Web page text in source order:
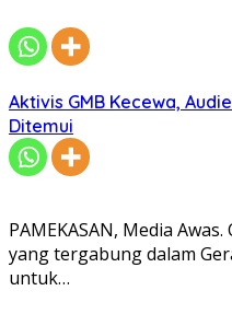
Aktivis GMB Kecewa,
Ditemui
PAMEKASAN, Media
yang tergabung dalam
untuk…